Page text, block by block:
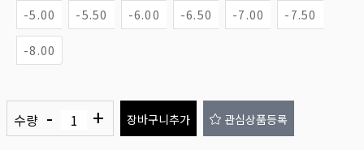
-5.00 -5.50 -6.00 -6.50 -7.00 -7.50
-8.00
수량 - + 장바구니추가 관심상품등록